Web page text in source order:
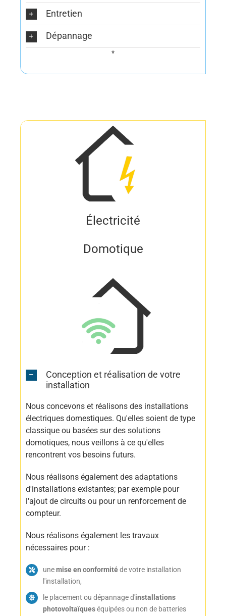
Entretien
Dépannage
*
Électricité
Domotique
Conception et réalisation de votre
installation
Nous concevons et réalisons des installations
électriques domestiques. Qu'elles soient de type
classique ou basées sur des solutions
domotiques, nous veillons à ce qu'elles
rencontrent vos besoins futurs.
Nous réalisons également des adaptations
d'installations existantes; par exemple pour
l'ajout de circuits ou pour un renforcement de
compteur.
Nous réalisons également les travaux
nécessaires pour :
unemise en conformitéde votre installation
l'installation,
le placement ou dépannage d'installations
photovoltaïqueséquipées ou non de batteries